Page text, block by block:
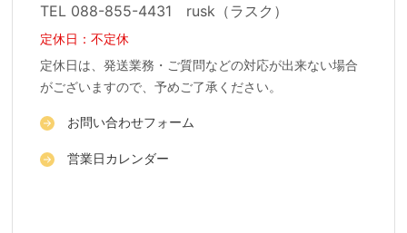
TEL 088-855-4431 rusk（ラスク）
定休日：不定休
定休日は、発送業務・ご質問などの対応が出来ない場合
がございますので、予めご了承ください。
お問い合わせフォーム
営業日カレンダー